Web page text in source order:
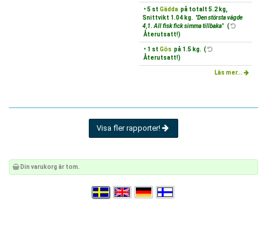
• 5 st Gädda på totalt 5.2 kg,
Snittvikt 1.04 kg. "Den största vägde
4,1. All fisk fick simma tillbaka" (
Återutsatt!)
• 1 st Gös på 1.5 kg. (
Återutsatt!)
Läs mer...
Visa fler rapporter!
Din varukorg är tom.